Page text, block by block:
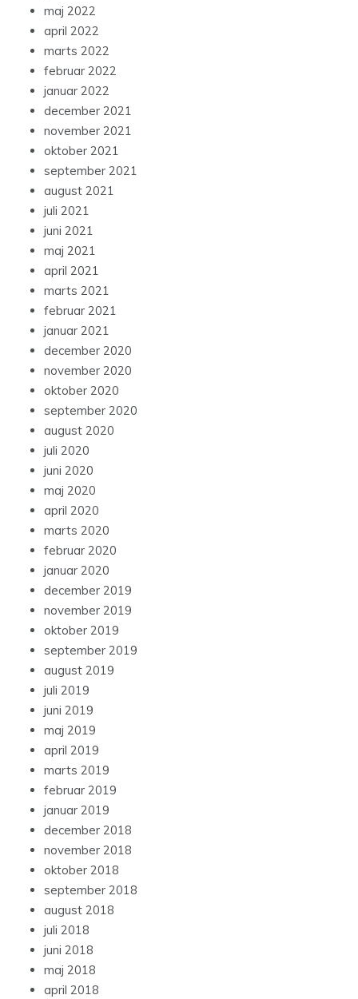
maj 2022
april 2022
marts 2022
februar 2022
januar 2022
december 2021
november 2021
oktober 2021
september 2021
august 2021
juli 2021
juni 2021
maj 2021
april 2021
marts 2021
februar 2021
januar 2021
december 2020
november 2020
oktober 2020
september 2020
august 2020
juli 2020
juni 2020
maj 2020
april 2020
marts 2020
februar 2020
januar 2020
december 2019
november 2019
oktober 2019
september 2019
august 2019
juli 2019
juni 2019
maj 2019
april 2019
marts 2019
februar 2019
januar 2019
december 2018
november 2018
oktober 2018
september 2018
august 2018
juli 2018
juni 2018
maj 2018
april 2018